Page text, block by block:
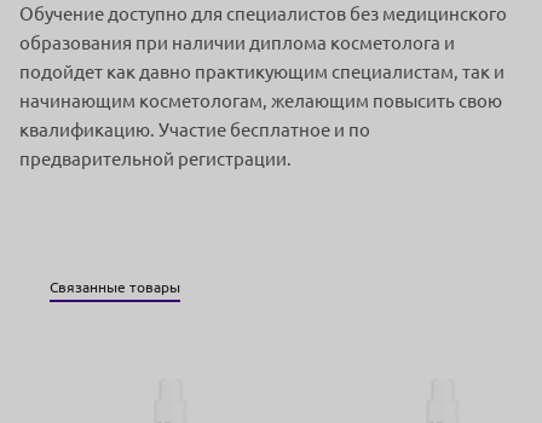
Обучение доступно для специалистов без медицинского
образования при наличии диплома косметолога и
подойдет как давно практикующим специалистам, так и
начинающим косметологам, желающим повысить свою
квалификацию. Участие бесплатное и по
предварительной регистрации.
Связанные товары